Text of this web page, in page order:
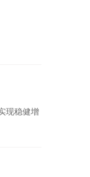
现稳健增